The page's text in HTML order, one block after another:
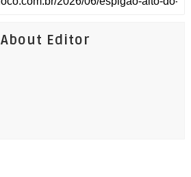
About Editor